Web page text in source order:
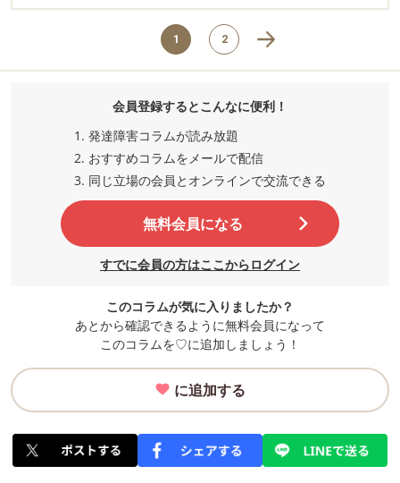
1 2
会員登録するとこんなに便利！
発達障害コラムが読み放題
おすすめコラムをメールで配信
同じ立場の会員とオンラインで交流できる
無料会員になる
すでに会員の方はここからログイン
このコラムが気に入りましたか？
あとから確認できるように無料会員になって
このコラムを♡に追加しましょう！
に追加する